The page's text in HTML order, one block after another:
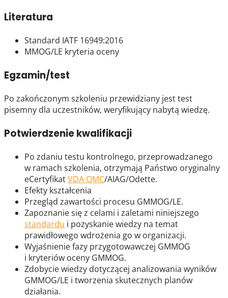
Literatura
Standard IATF 16949:2016
MMOG/LE kryteria oceny
Egzamin/test
Po zakończonym szkoleniu przewidziany jest test
pisemny dla uczestników, weryfikujący nabytą wiedzę.
Potwierdzenie kwalifikacji
Po zdaniu testu kontrolnego, przeprowadzanego
w ramach szkolenia, otrzymają Państwo oryginalny
eCertyfikatVDA QMC/AIAG/Odette.
Efekty kształcenia
Przegląd zawartości procesu GMMOG/LE.
Zapoznanie się z celami i zaletami niniejszego
standardu i pozyskanie wiedzy na temat
prawidłowego wdrożenia go w organizacji.
Wyjaśnienie fazy przygotowawczej GMMOG
i kryteriów oceny GMMOG.
Zdobycie wiedzy dotyczącej analizowania wyników
GMMOG/LE i tworzenia skutecznych planów
działania.